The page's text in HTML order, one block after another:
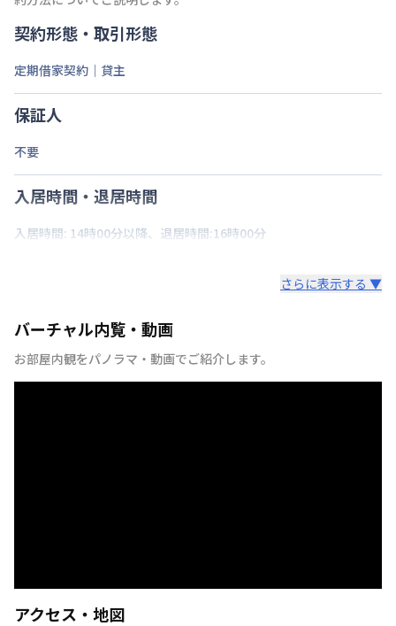
契約形態・取引形態
定期借家契約｜貸主
保証人
不要
入居時間・退居時間
入居時間: 14時00分以降、退居時間:16時00分
さらに表示する ▼
バーチャル内覧・動画
お部屋内観をパノラマ・動画でご紹介します。
アクセス・地図